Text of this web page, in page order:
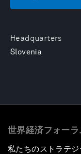
Headquarters
Slovenia
世界経済フォー
私たちのストラテジ